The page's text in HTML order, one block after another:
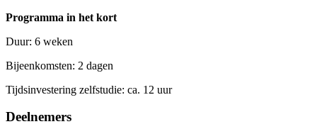
Programma in het kort
Duur: 6 weken
Bijeenkomsten: 2 dagen
Tijdsinvestering zelfstudie: ca. 12 uur
Deelnemers